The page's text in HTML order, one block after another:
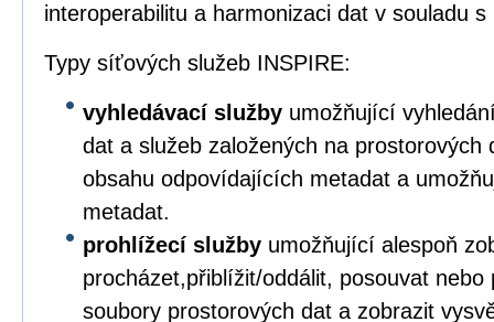
interoperabilitu a harmonizaci dat v souladu
Typy síťových služeb INSPIRE:
vyhledávací služby umožňující
dat a služeb založených na prostorových
obsahu odpovídajících metadat a
metadat.
prohlížecí služby umožňující alespoň
procházet,přiblížit/oddálit, posouvat nebo
soubory prostorových dat a zobrazit